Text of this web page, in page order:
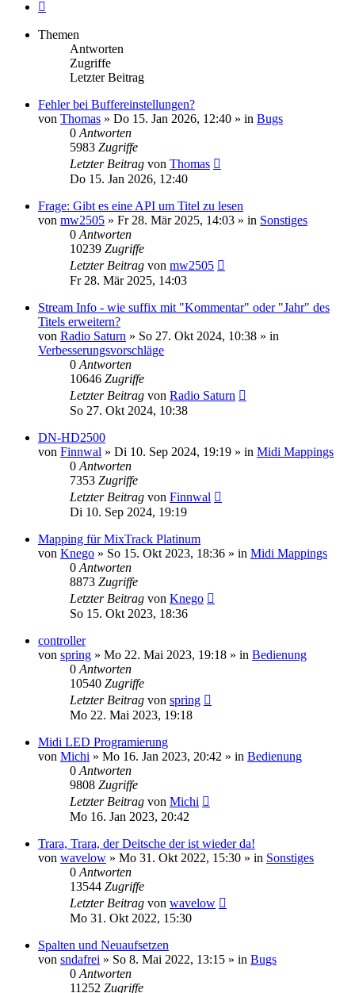
Themen
Antworten
Zugriffe
Letzter Beitrag
Fehler bei Buffereinstellungen?
von Thomas » Do 15. Jan 2026, 12:40 » in Bugs
0 Antworten
5983 Zugriffe
Letzter Beitrag von Thomas
Do 15. Jan 2026, 12:40
Frage: Gibt es eine API um Titel zu lesen
von mw2505 » Fr 28. Mär 2025, 14:03 » in Sonstiges
0 Antworten
10239 Zugriffe
Letzter Beitrag von mw2505
Fr 28. Mär 2025, 14:03
Stream Info - wie suffix mit "Kommentar" oder "Jahr" des
Titels erweitern?
von Radio Saturn » So 27. Okt 2024, 10:38 » in
Verbesserungsvorschläge
0 Antworten
10646 Zugriffe
Letzter Beitrag von Radio Saturn
So 27. Okt 2024, 10:38
DN-HD2500
von Finnwal » Di 10. Sep 2024, 19:19 » in Midi Mappings
0 Antworten
7353 Zugriffe
Letzter Beitrag von Finnwal
Di 10. Sep 2024, 19:19
Mapping für MixTrack Platinum
von Knego » So 15. Okt 2023, 18:36 » in Midi Mappings
0 Antworten
8873 Zugriffe
Letzter Beitrag von Knego
So 15. Okt 2023, 18:36
controller
von spring » Mo 22. Mai 2023, 19:18 » in Bedienung
0 Antworten
10540 Zugriffe
Letzter Beitrag von spring
Mo 22. Mai 2023, 19:18
Midi LED Programierung
von Michi » Mo 16. Jan 2023, 20:42 » in Bedienung
0 Antworten
9808 Zugriffe
Letzter Beitrag von Michi
Mo 16. Jan 2023, 20:42
Trara, Trara, der Deitsche der ist wieder da!
von wavelow » Mo 31. Okt 2022, 15:30 » in Sonstiges
0 Antworten
13544 Zugriffe
Letzter Beitrag von wavelow
Mo 31. Okt 2022, 15:30
Spalten und Neuaufsetzen
von sndafrei » So 8. Mai 2022, 13:15 » in Bugs
0 Antworten
11252 Zugriffe